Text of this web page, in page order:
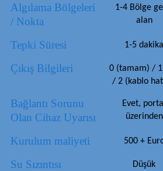
Algılama Bölgeleri
/ Nokta
1-4 Bölge
alan
Tepki Süresi 1-5 dakika
Çıkış Bilgileri
0 (tamam) / 1
/ 2 (kablo
Bağlantı Sorunu
Olan Cihaz Uyarısı
Evet, portal
üzerinden
Kurulum maliyeti 500 +
Su Sızıntısı
Düşük